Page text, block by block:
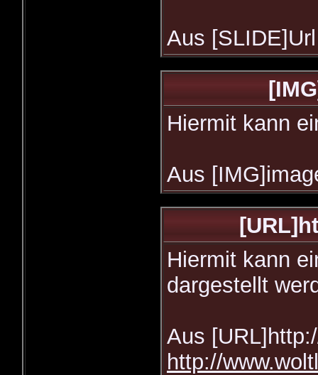
Aus
Hiermit kann
Aus
Hiermit kann
dargestellt
Aus
http://